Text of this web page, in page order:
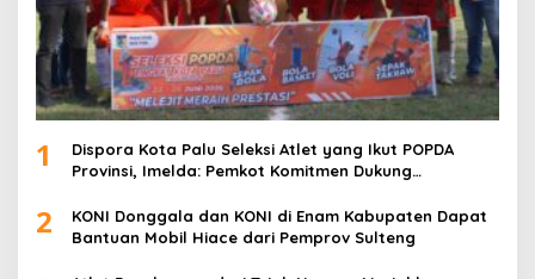
1
Dispora Kota Palu Seleksi Atlet yang Ikut POPDA
Provinsi, Imelda: Pemkot Komitmen Dukung
2
KONI Donggala dan KONI di Enam Kabupaten Dapat
Bantuan Mobil Hiace dari Pemprov Sulteng